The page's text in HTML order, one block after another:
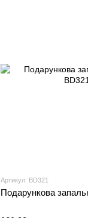
Артикул: BD321
Подарункова